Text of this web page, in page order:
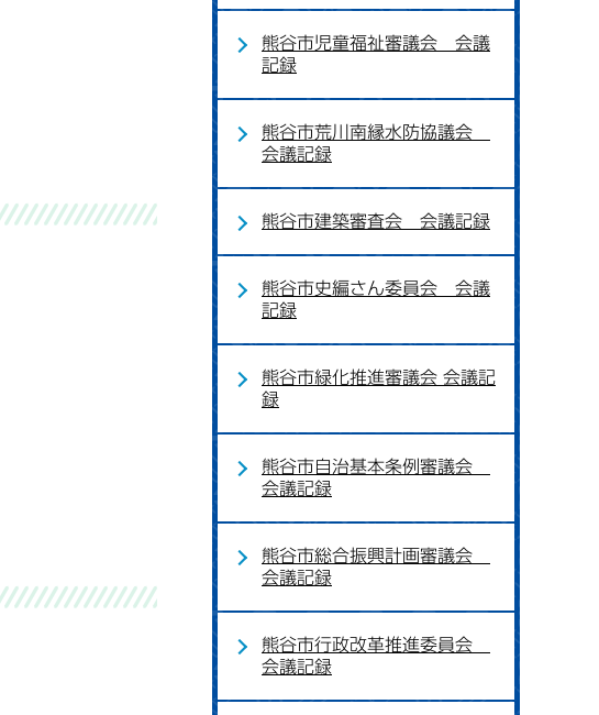
熊谷市児童福祉審議会 会議
記録
熊谷市荒川南縁水防協議会
会議記録
熊谷市建築審査会 会議記録
熊谷市史編さん委員会 会議
記録
熊谷市緑化推進審議会 会議記
録
熊谷市自治基本条例審議会
会議記録
熊谷市総合振興計画審議会
会議記録
熊谷市行政改革推進委員会
会議記録